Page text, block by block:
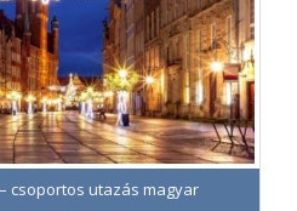
(a "Béke Hídját") is.
majd hazautazás a
átszállással (11:05-12:45,
csoportos utazás magyar